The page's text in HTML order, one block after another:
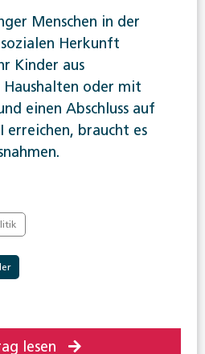
Menschen in der
Herkunft
Kinder aus
oder mit
einen Abschluss auf
erreichen, braucht es
lesen